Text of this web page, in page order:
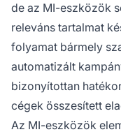
de az MI-eszközök
releváns tartalmat
folyamat bármely
automatizált
bizonyítottan
cégek összesített
Az MI-eszközök